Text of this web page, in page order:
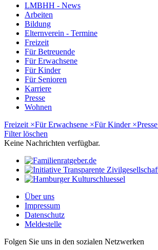
LMBHH - News
Arbeiten
Bildung
Elternverein - Termine
Freizeit
Für Betreuende
Für Erwachsene
Für Kinder
Für Senioren
Karriere
Presse
Wohnen
Freizeit ×Für Erwachsene ×Für Kinder ×Presse
Filter löschen
Keine Nachrichten verfügbar.
Über uns
Impressum
Datenschutz
Meldestelle
Folgen Sie uns in den sozialen Netzwerken